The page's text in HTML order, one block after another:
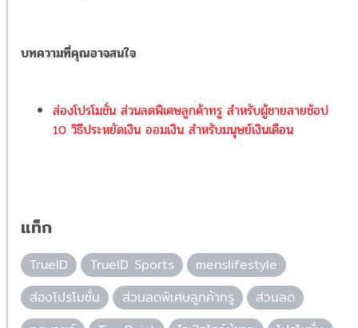
บทความที่คุณอาจสนใจ
ส่องโปรโมชั่น ส่วนลดพิเศษลูกค้าทรู สำหรับผู้ชายสายช้อป
10 วิธีประหยัดเงิน ออมเงิน สำหรับมนุษย์เงินเดือน
แท็ก
TrueID TrueID Sports
menslifestyle
ส่องโปรโมชั่น
ส่วนลดพิเศษลูกค้าทรู
ส่วนลด